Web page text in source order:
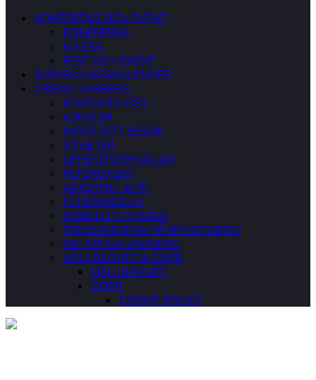
KONFERENS OCH EVENT
KONFERENS
MÄSSA
FEST OCH EVENT
EVENEMANGSKALENDER
ARENA VARBERG
KONTAKTA OSS
LOKALER
INFÖR DITT BESÖK
NYHETER
OFFERTFÖRFRÅGAN
REFERENSER
SÄKERHET & PR
FÖRENINGSLIV
MÖBELUTHYRNING
PRENUMERERA PÅ NYHETSBREV
OM ARENA VARBERG
HÅLLBARHET & GDPR
HÅLLBARHET
GDPR
COOKIE POLICY